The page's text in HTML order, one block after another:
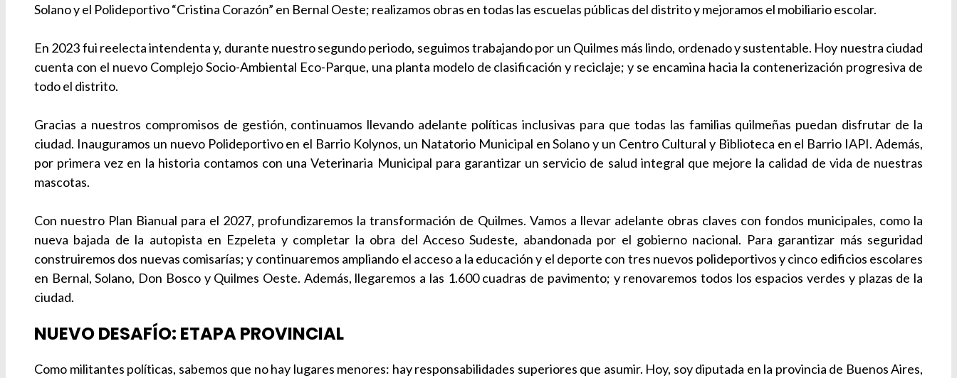
Solano y el Polideportivo “Cristina Corazón” en Bernal Oeste; realizamos obras en todas las escuelas públicas del distrito y mejoramos el mobiliario escolar.
En 2023 fui reelecta intendenta y, durante nuestro segundo periodo, seguimos trabajando por un Quilmes más lindo, ordenado y sustentable. Hoy nuestra ciudad
cuenta con el nuevo Complejo Socio-Ambiental Eco-Parque, una planta modelo de clasificación y reciclaje; y se encamina hacia la contenerización progresiva de
todo el distrito.
Gracias a nuestros compromisos de gestión, continuamos llevando adelante políticas inclusivas para que todas las familias quilmeñas puedan disfrutar de la
ciudad. Inauguramos un nuevo Polideportivo en el Barrio Kolynos, un Natatorio Municipal en Solano y un Centro Cultural y Biblioteca en el Barrio IAPI. Además,
por primera vez en la historia contamos con una Veterinaria Municipal para garantizar un servicio de salud integral que mejore la calidad de vida de nuestras
mascotas.
Con nuestro Plan Bianual para el 2027, profundizaremos la transformación de Quilmes. Vamos a llevar adelante obras claves con fondos municipales, como la
nueva bajada de la autopista en Ezpeleta y completar la obra del Acceso Sudeste, abandonada por el gobierno nacional. Para garantizar más seguridad
construiremos dos nuevas comisarías; y continuaremos ampliando el acceso a la educación y el deporte con tres nuevos polideportivos y cinco edificios escolares
en Bernal, Solano, Don Bosco y Quilmes Oeste. Además, llegaremos a las 1.600 cuadras de pavimento; y renovaremos todos los espacios verdes y plazas de la
ciudad.
NUEVO DESAFÍO: ETAPA PROVINCIAL
Como militantes políticas, sabemos que no hay lugares menores: hay responsabilidades superiores que asumir. Hoy, soy diputada en la provincia de Buenos Aires,